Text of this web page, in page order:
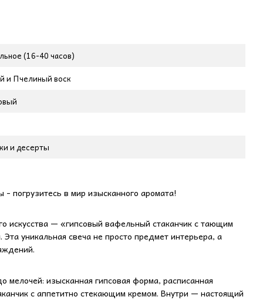
(16-40 часов)
и Пчелиный воск
и десерты
погрузитесь в мир изысканного аромата!
искусства — «гипсовый вафельный стаканчик с тающим
уникальная свеча не просто предмет интерьера, а
изысканная гипсовая форма, расписанная
с аппетитно стекающим кремом. Внутри — настоящий